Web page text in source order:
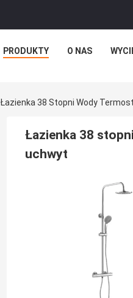
PRODUKTY O NAS
Łazienka 38 Stopni Wody
Łazienka 38
uchwyt